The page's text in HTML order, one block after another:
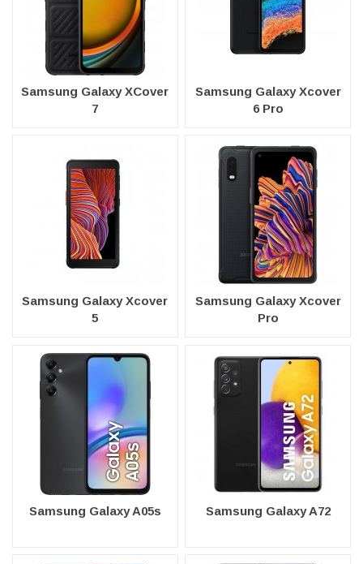
Samsung Galaxy XCover
7
Samsung Galaxy Xcover
6 Pro
Samsung Galaxy Xcover
5
Samsung Galaxy Xcover
Pro
Samsung Galaxy A05s Samsung Galaxy A72